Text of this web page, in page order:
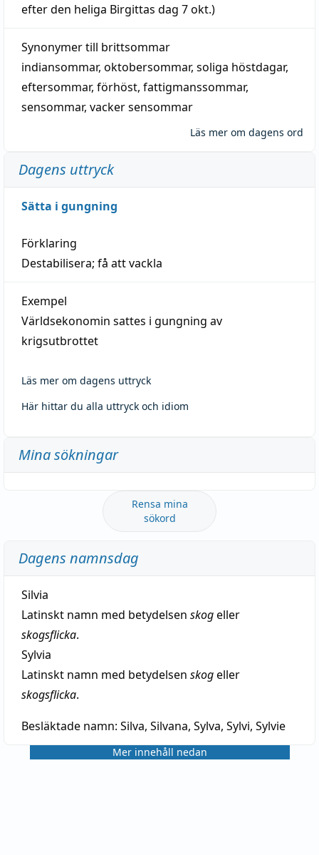
efter den heliga Birgittas dag 7 okt.)
Synonymer till brittsommar
indiansommar, oktobersommar, soliga höstdagar,
eftersommar, förhöst, fattigmanssommar,
sensommar, vacker sensommar
Läs mer om dagens ord
Dagens uttryck
Sätta i gungning
Förklaring
Destabilisera; få att vackla
Exempel
Världsekonomin sattes i gungning av
krigsutbrottet
Läs mer om dagens uttryck
Här hittar du alla uttryck och idiom
Mina sökningar
Rensa mina
sökord
Dagens namnsdag
Silvia
Latinskt namn med betydelsen skogeller
skogsflicka.
Sylvia
Latinskt namn med betydelsen skogeller
skogsflicka.
Besläktade namn: Silva, Silvana, Sylva, Sylvi, Sylvie
Mer innehåll nedan